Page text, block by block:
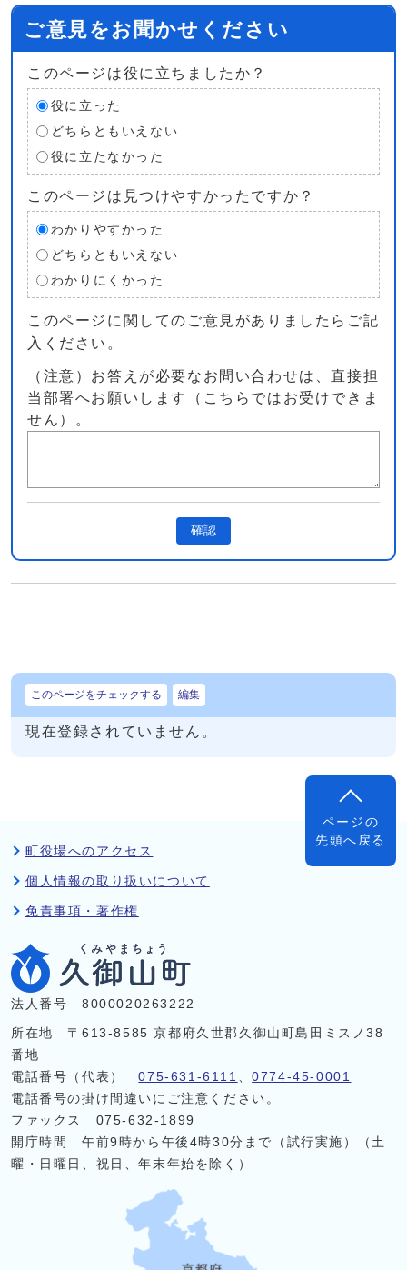
ご意見をお聞かせください
このページは役に立ちましたか？
役に立った
どちらともいえない
役に立たなかった
このページは見つけやすかったですか？
わかりやすかった
どちらともいえない
わかりにくかった
このページに関してのご意見がありましたらご記
入ください。
（注意）お答えが必要なお問い合わせは、直接担
当部署へお願いします（こちらではお受けできま
せん）。
確認
このページをチェックする 編集
現在登録されていません。
ページの
先頭へ戻る
町役場へのアクセス
個人情報の取り扱いについて
免責事項・著作権
法人番号 8000020263222
所在地 〒613-8585 京都府久世郡久御山町島田ミスノ38
番地
電話番号（代表）075-631-6111 、0774-45-0001
電話番号の掛け間違いにご注意ください。
ファックス 075-632-1899
開庁時間 午前9時から午後4時30分まで（試行実施）（土
曜・日曜日、祝日、年末年始を除く）